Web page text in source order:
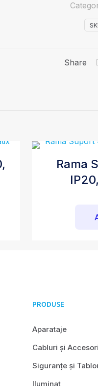
Share
Rama
PRODUSE
Aparataje
Cabluri și
Siguranțe și
Iluminat